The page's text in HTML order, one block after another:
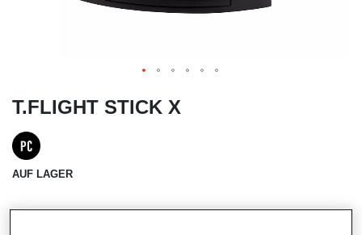
T.FLIGHT STICK X
AUF LAGER